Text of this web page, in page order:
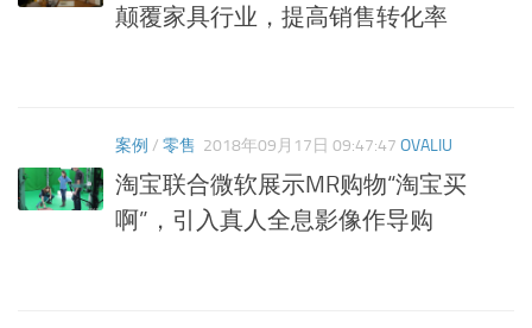
颠覆家具行业，提高销售转化率
案例 / 零售 2018年09月17日 09:47:47 OVALIU
淘宝联合微软展示MR购物“淘宝买
啊”，引入真人全息影像作导购